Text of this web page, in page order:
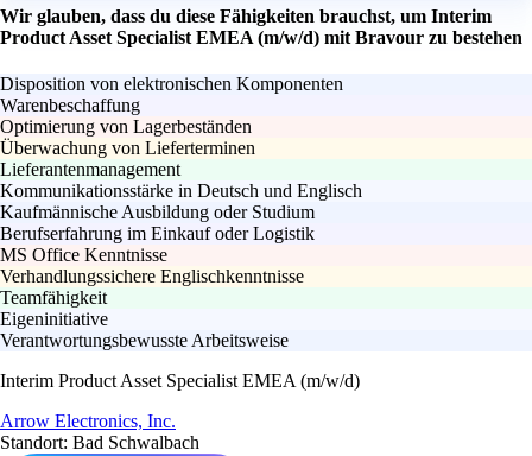
Wir glauben, dass du diese Fähigkeiten brauchst, um Interim
Product Asset Specialist EMEA (m/w/d) mit Bravour zu bestehen
Disposition von elektronischen Komponenten
Warenbeschaffung
Optimierung von Lagerbeständen
Überwachung von Lieferterminen
Lieferantenmanagement
Kommunikationsstärke in Deutsch und Englisch
Kaufmännische Ausbildung oder Studium
Berufserfahrung im Einkauf oder Logistik
MS Office Kenntnisse
Verhandlungssichere Englischkenntnisse
Teamfähigkeit
Eigeninitiative
Verantwortungsbewusste Arbeitsweise
Interim Product Asset Specialist EMEA (m/w/d)
Arrow Electronics, Inc.
Standort: Bad Schwalbach